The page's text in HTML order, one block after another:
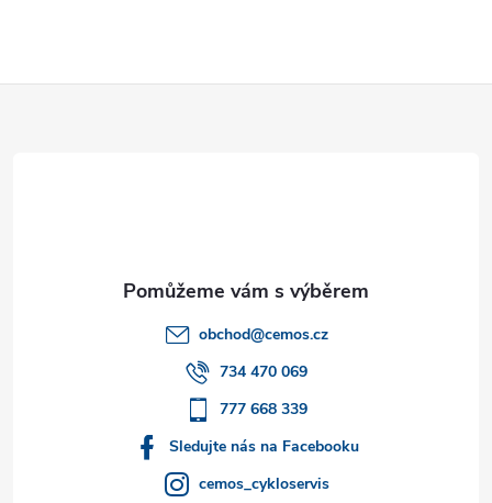
obchod@cemos.cz
734 470 069
777 668 339
Sledujte nás na Facebooku
cemos_cykloservis